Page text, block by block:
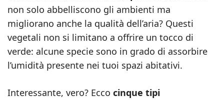
non solo abbelliscono gli ambienti ma
migliorano anche la qualità dell’aria? Questi
vegetali non si limitano a offrire un tocco di
verde: alcune specie sono in grado di assorbire
l’umidità presente nei tuoi spazi abitativi.
Interessante, vero? Ecco cinque tipi